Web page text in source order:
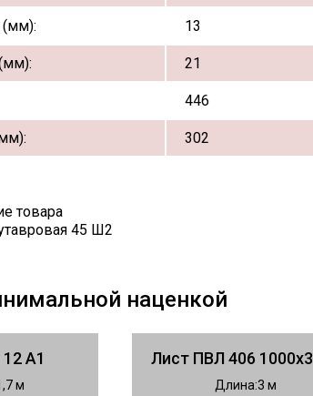
(мм): 13
21
446
302
товара
45 Ш2
наценкой
А1 Лист ПВЛ 406
Длина 3